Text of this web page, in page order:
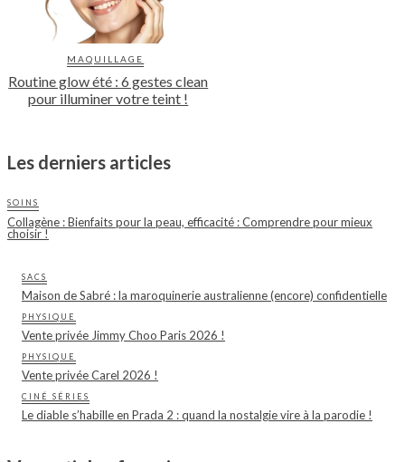
MAQUILLAGE
Routine glow été : 6 gestes clean
pour illuminer votre teint !
Les derniers articles
SOINS
Collagène : Bienfaits pour la peau, efficacité : Comprendre pour mieux
choisir !
SACS
Maison de Sabré : la maroquinerie australienne (encore) confidentielle
PHYSIQUE
Vente privée Jimmy Choo Paris 2026 !
PHYSIQUE
Vente privée Carel 2026 !
CINÉ SÉRIES
Le diable s’habille en Prada 2 : quand la nostalgie vire à la parodie !